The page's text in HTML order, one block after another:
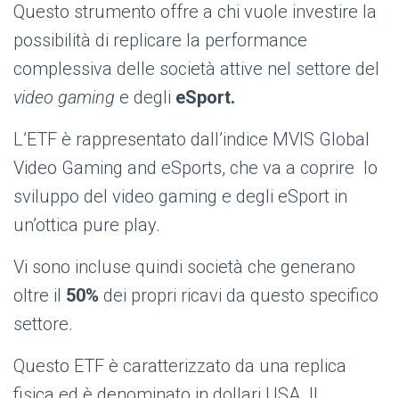
Questo strumento offre a chi vuole investire la
possibilità di replicare la performance
complessiva delle società attive nel settore del
video gaming e degli eSport.
L’ETF è rappresentato dall’indice MVIS Global
Video Gaming and eSports, che va a coprire lo
sviluppo del video gaming e degli eSport in
un’ottica pure play.
Vi sono incluse quindi società che generano
oltre il 50% dei propri ricavi da questo specifico
settore.
Questo ETF è caratterizzato da una replica